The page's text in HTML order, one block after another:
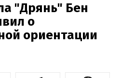
"Дрянь" Бен
о
ориентации